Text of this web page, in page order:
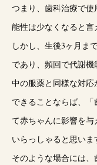
つまり、歯科治療で
能性は少なくなると言
しかし、生後3ヶ月ま
であり、頻回で代謝
中の服薬と同様な対応
できることならば、
て赤ちゃんに影響を
いらっしゃると思いま
そのような場合には